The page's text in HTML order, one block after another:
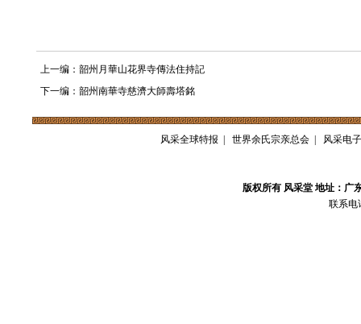
上一编：韶州月華山花界寺傳法住持記
下一编：韶州南華寺慈濟大師壽塔銘
风采全球特报 世界余氏宗亲总会 风采电
版权所有 风采堂 地址：广
联系电